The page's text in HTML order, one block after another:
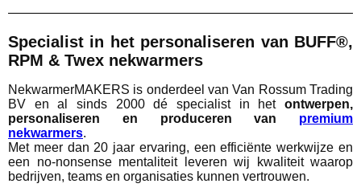
Specialist in het personaliseren van BUFF®,
RPM & Twex nekwarmers
NekwarmerMAKERS is onderdeel van Van Rossum Trading
BV en al sinds 2000 dé specialist in het ontwerpen,
personaliseren en produceren van premium
nekwarmers.
Met meer dan 20 jaar ervaring, een efficiënte werkwijze en
een no‑nonsense mentaliteit leveren wij kwaliteit waarop
bedrijven, teams en organisaties kunnen vertrouwen.